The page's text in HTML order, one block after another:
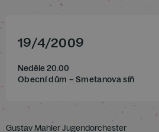
19/4/2009
Neděle 20.00
Obecní dům – Smetanova síň
Gustav Mahler Jugendorchester